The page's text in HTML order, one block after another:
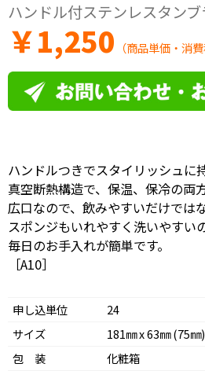
ハンドル付ステンレスタン
￥1,250 （商品単価・消費
ハンドルつきでスタイリッシュに
真空断熱構造で、保温、保冷の両
広口なので、飲みやすいだけでは
スポンジもいれやすく洗いやすい
毎日のお手入れが簡単です。
［A10］
申し込単位
24
サイズ
181㎜ x 63㎜ (75
包 装
化粧箱